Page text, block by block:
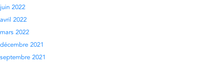
juin 2022
avril 2022
mars 2022
décembre 2021
septembre 2021